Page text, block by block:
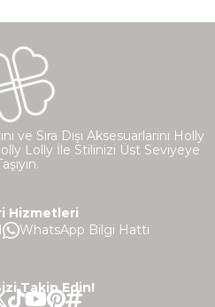
ve Sıra Dışı Aksesuarlarını Holly
Lolly İle Stilinizi Üst Seviyeye
Hizmetleri
WhatsApp Bilgi Hattı
Takip Edin!